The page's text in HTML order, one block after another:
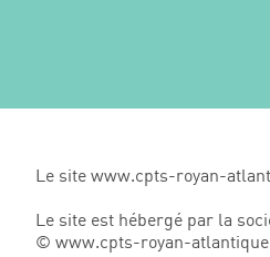
Le site www.cpts-royan-
Le site est hébergé par la
© www.cpts-royan-